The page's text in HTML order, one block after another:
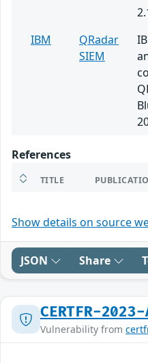
IBM
QRadar
SIEM
References
TITLE
Show details on source
JSON Share
CERTFR-
Vulnerability from